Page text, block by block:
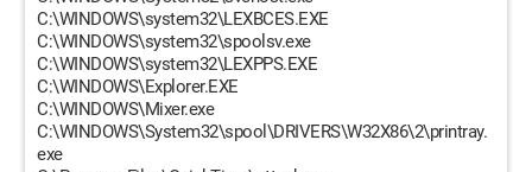
C:\WINDOWS\system32\LEXBCES.EXE
C:\WINDOWS\system32\spoolsv.exe
C:\WINDOWS\system32\LEXPPS.EXE
C:\WINDOWS\Explorer.EXE
C:\WINDOWS\Mixer.exe
C:\WINDOWS\System32\spool\DRIVERS\W32X86\2\printray.
exe